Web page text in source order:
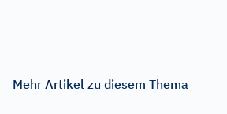
Mehr Artikel zu diesem Thema